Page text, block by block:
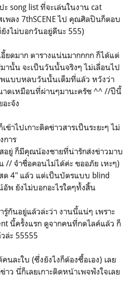
song list ที่จะเล่นในงาน cat
พลง 7thSCENE ไป คุณศิลปินก็ตอบ
งไม่บอกวันอยู่ดีนะ 555)
ยดมาก ตารางแน่นมากกกก ก็ได้แต่
านั้น จะเป็นวันนั้นจริงๆ ไม่เลื่อนไป
แบบหลบวันนั้นเต็มที่แล้ว หวังว่า
าดเหมือนที่ผ่านๆมานะครัช ^^ //ปีนี้
ะจัง
ข้าไปเกาะติดข่าวสารเป็นระยะๆ ไม่
การ
ยู่ ก็มีคุณน้องชายที่น่ารักส่งข่าวมาบ
// จำชื่อคอนไม่ได้ค่ะ ขออภัย เหะๆ)
ด 4" แล้ว แต่เป็นบัตรแบบ blind
พ ยังไม่บอกอะไรใดๆทั้งสิ้น
กันอยู่แล้วล่ะว่า งานนี้แน่ๆ เพราะ
นี้ครั้งแรก ดูจากคนที่กดไลค์แล้ว ก็
ล่ะ 55555
ละใบ (ซึ่งยังไงก็ต้องซื้อเอง) เลย
ว นี่ก็เลยเกาะติดหน้าเพจฟังใจเลย